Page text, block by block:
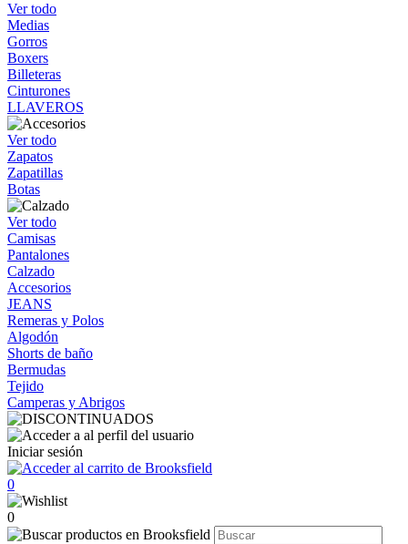
Ver todo
Medias
Gorros
Boxers
Billeteras
Cinturones
LLAVEROS
Ver todo
Zapatos
Zapatillas
Botas
Ver todo
Camisas
Pantalones
Calzado
Accesorios
JEANS
Remeras y Polos
Algodón
Shorts de baño
Bermudas
Tejido
Camperas y Abrigos
Iniciar sesión
0
0